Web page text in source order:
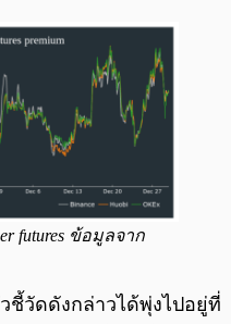
futures ข้อมูลจาก
ชี้วัดดังกล่าวได้พุ่งไปอยู่ที่